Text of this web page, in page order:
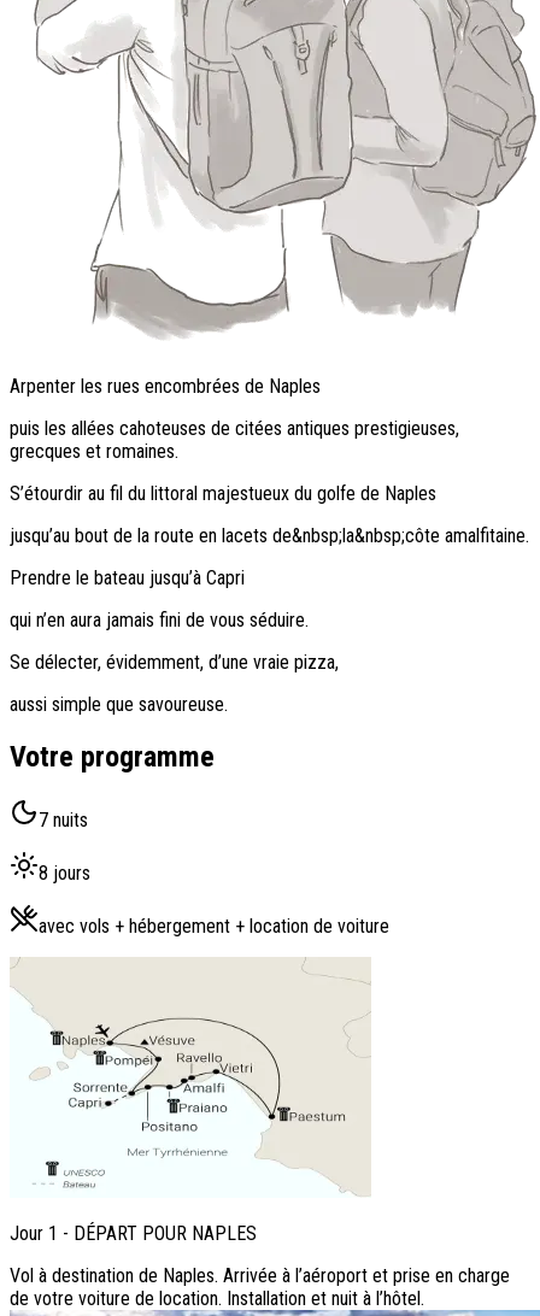
Arpenter les rues encombrées de Naples
puis les allées cahoteuses de citées antiques prestigieuses,
grecques et romaines.
S’étourdir au fil du littoral majestueux du golfe de Naples
jusqu’au bout de la route en lacets de&nbsp;la&nbsp;côte amalfitaine.
Prendre le bateau jusqu’à Capri
qui n’en aura jamais fini de vous séduire.
Se délecter, évidemment, d’une vraie pizza,
aussi simple que savoureuse.
Votre programme
7 nuits
8 jours
avec vols + hébergement + location de voiture
Jour 1 - DÉPART POUR NAPLES
Vol à destination de Naples. Arrivée à l’aéroport et prise en charge
de votre voiture de location. Installation et nuit à l’hôtel.